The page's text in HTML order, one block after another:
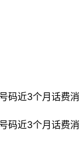
码近3个月话费消
码近3个月话费消